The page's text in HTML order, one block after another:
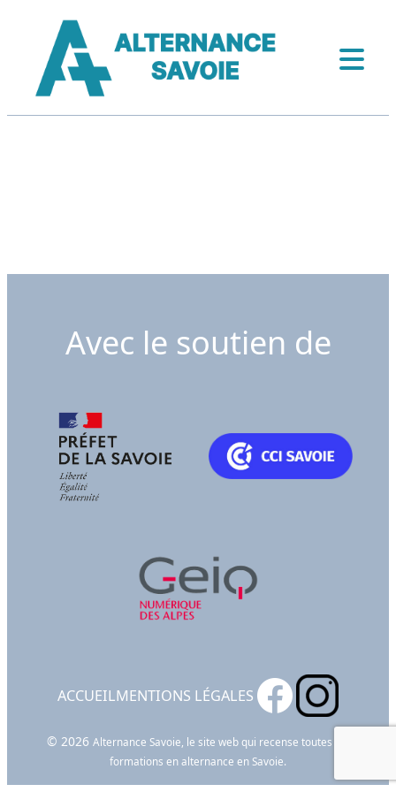
Avec le soutien de
ACCUEILMENTIONS LÉGALES
© 2026 Alternance Savoie, le site web qui recense toutes les
formations en alternance en Savoie.